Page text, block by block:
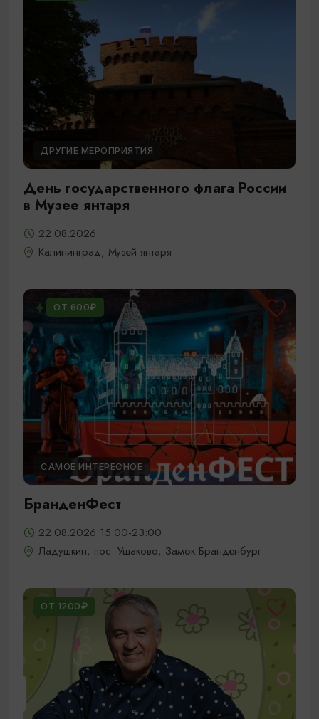
ДРУГИЕ МЕРОПРИЯТИЯ
День государственного флага России
в Музее янтаря
22.08.2026
Калининград, Музей янтаря
ОТ 600₽
САМОЕ ИНТЕРЕСНОЕ
БранденФест
22.08.2026 15:00-23:00
Ладушкин, пос. Ушаково, Замок Бранденбург
ОТ 1200₽